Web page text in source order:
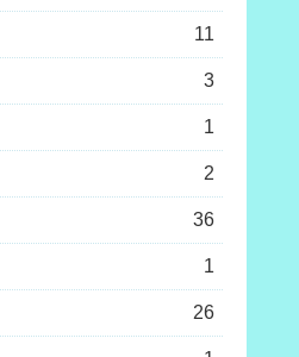
11
3
1
2
36
1
26